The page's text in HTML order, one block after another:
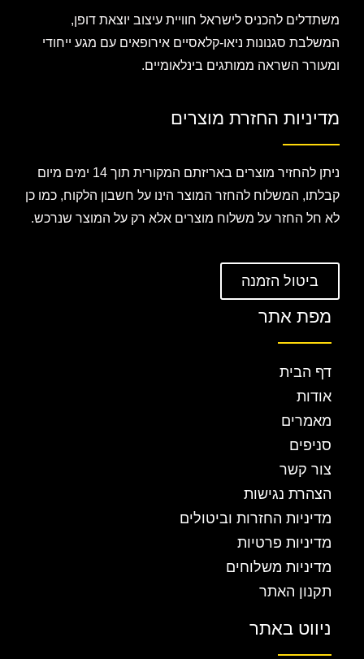
משתדלים להכניס לישראל חוויית עיצוב יוצאת דופן,
המשלבת סגנונות ניאו-קלאסיים אירופאים עם מגע ייחודי
ומעורר השראה ממותגים בינלאומיים.
מדיניות החזרת מוצרים
ניתן להחזיר מוצרים באריזתם המקורית תוך 14 ימים מיום
קבלתו, המשלוח להחזר המוצר הינו על חשבון הלקוח, כמו כן
לא חל החזר על משלוח מוצרים אלא רק על המוצר שנרכש.
ביטול הזמנה
מפת אתר
דף הבית
אודות
מאמרים
סניפים
צור קשר
הצהרת נגישות
מדיניות החזרות וביטולים
מדיניות פרטיות
מדיניות משלוחים
תקנון האתר
ניווט באתר